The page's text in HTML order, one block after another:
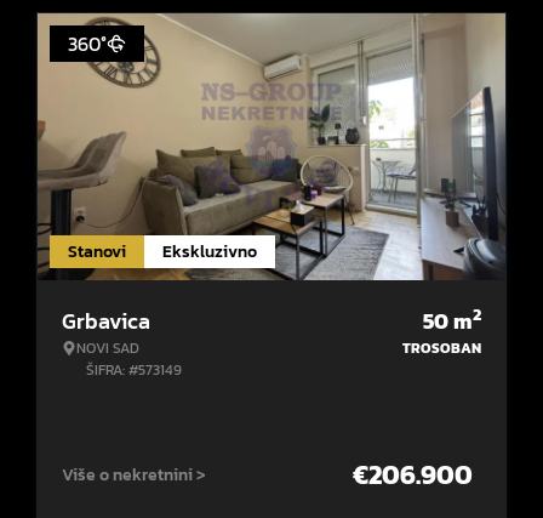
Stanovi Ekskluzivno
360°
Grbavica
NOVI SAD
ŠIFRA: #573149
50m2
TROSOBAN
Više o nekretnini > €206.900